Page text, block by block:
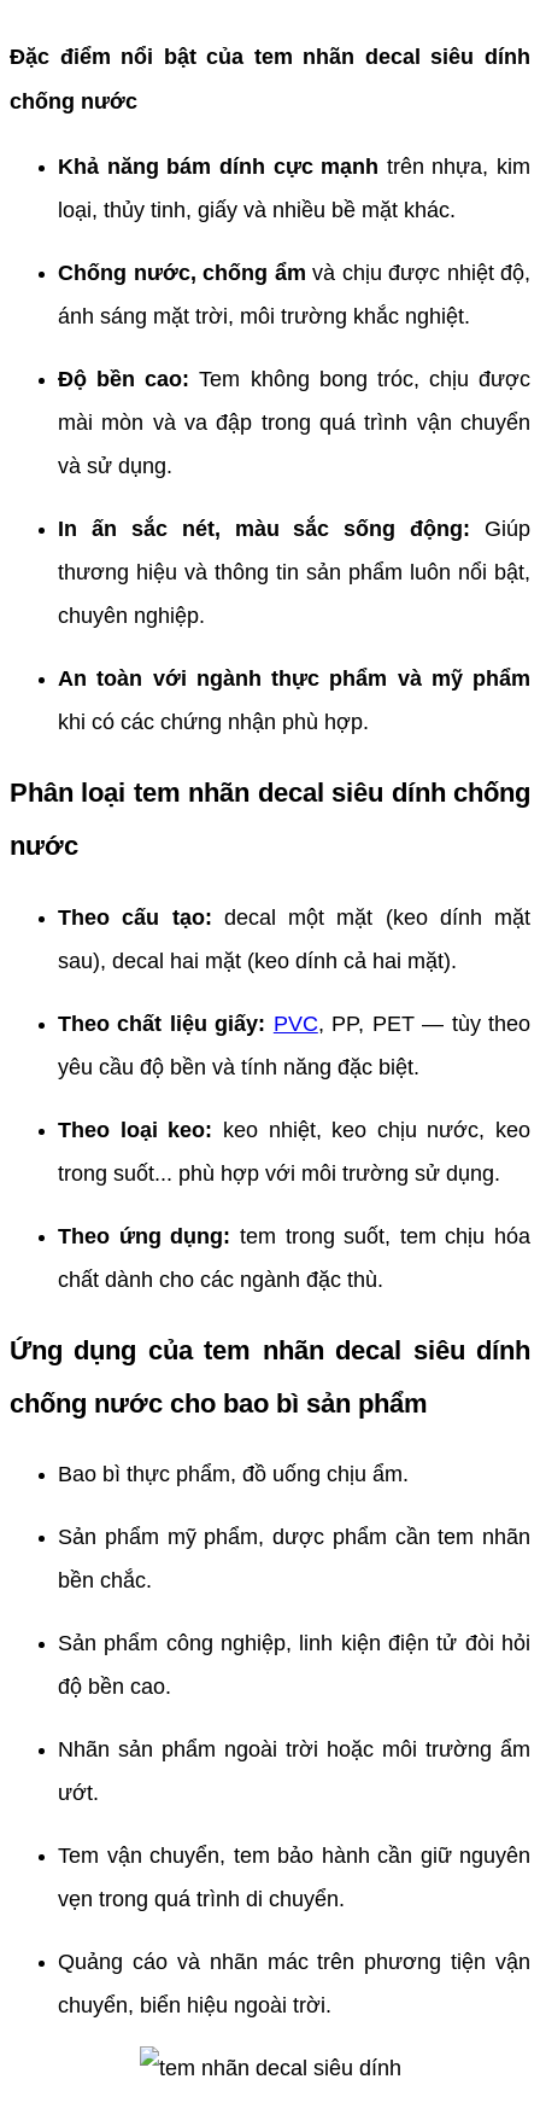
Đặc điểm nổi bật của tem nhãn decal siêu dính
chống nước
Khả năng bám dính cực mạnh trên nhựa, kim
loại, thủy tinh, giấy và nhiều bề mặt khác.
Chống nước, chống ẩm và chịu được nhiệt độ,
ánh sáng mặt trời, môi trường khắc nghiệt.
Độ bền cao: Tem không bong tróc, chịu được
mài mòn và va đập trong quá trình vận chuyển
và sử dụng.
In ấn sắc nét, màu sắc sống động: Giúp
thương hiệu và thông tin sản phẩm luôn nổi bật,
chuyên nghiệp.
An toàn với ngành thực phẩm và mỹ phẩm
khi có các chứng nhận phù hợp.
Phân loại tem nhãn decal siêu dính chống
nước
Theo cấu tạo: decal một mặt (keo dính mặt
sau), decal hai mặt (keo dính cả hai mặt).
Theo chất liệu giấy: PVC, PP, PET — tùy theo
yêu cầu độ bền và tính năng đặc biệt.
Theo loại keo: keo nhiệt, keo chịu nước, keo
trong suốt... phù hợp với môi trường sử dụng.
Theo ứng dụng: tem trong suốt, tem chịu hóa
chất dành cho các ngành đặc thù.
Ứng dụng của tem nhãn decal siêu dính
chống nước cho bao bì sản phẩm
Bao bì thực phẩm, đồ uống chịu ẩm.
Sản phẩm mỹ phẩm, dược phẩm cần tem nhãn
bền chắc.
Sản phẩm công nghiệp, linh kiện điện tử đòi hỏi
độ bền cao.
Nhãn sản phẩm ngoài trời hoặc môi trường ẩm
ướt.
Tem vận chuyển, tem bảo hành cần giữ nguyên
vẹn trong quá trình di chuyển.
Quảng cáo và nhãn mác trên phương tiện vận
chuyển, biển hiệu ngoài trời.